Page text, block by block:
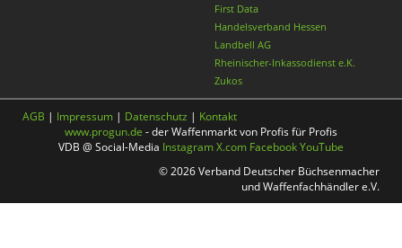
First Data
Handelsverband Hessen
Landbell AG
Rheinischer-Inkassodienst e.K.
Zukos
AGB | Impressum | Datenschutz | Kontakt
www.progun.de - der Waffenmarkt von Profis für Profis
VDB @ Social-Media InstagramX.com FacebookYouTube
© 2026 Verband Deutscher Büchsenmacher
und Waffenfachhändler e.V.